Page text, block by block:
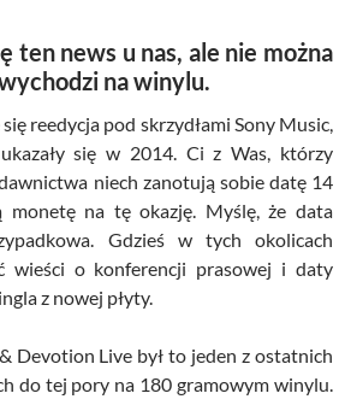
ten news u nas, ale nie można
na winylu.
reedycja pod skrzydłami Sony Music,
się w 2014. Ci z Was, którzy
niech zanotują sobie datę 14
monetę na tę okazję. Myślę, że data
Gdzieś w tych okolicach
wieści o konferencji prasowej i daty
z nowej płyty.
Devotion Live był to jeden z ostatnich
do tej pory na 180 gramowym winylu.